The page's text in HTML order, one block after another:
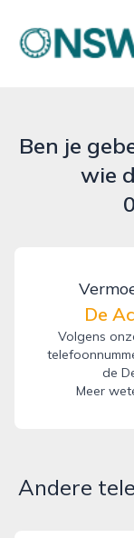
onswoerden.nl
Ben je
wie
De
Volgens
de
Meer
Andere